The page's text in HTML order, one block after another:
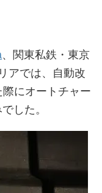
、関東私鉄・東京
アでは、自動改
にオートチャー
した。